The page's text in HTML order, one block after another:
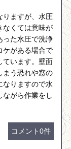
りますが、水圧
なくては意味が
った水圧で洗浄
ケがある場合で
ています。壁面
まう恐れや窓の
なりますので水
ながら作業をし
コメント0件